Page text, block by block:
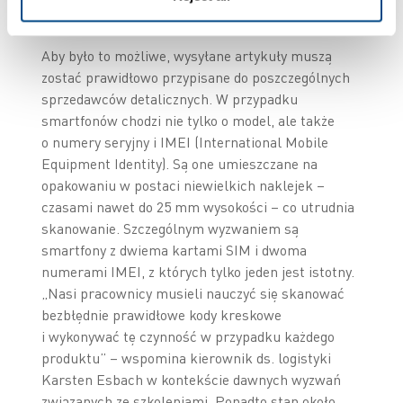
Aby było to możliwe, wysyłane artykuły muszą
zostać prawidłowo przypisane do poszczególnych
sprzedawców detalicznych. W przypadku
smartfonów chodzi nie tylko o model, ale także
o numery seryjny i IMEI (International Mobile
Equipment Identity). Są one umieszczane na
opakowaniu w postaci niewielkich naklejek –
czasami nawet do 25 mm wysokości – co utrudnia
skanowanie. Szczególnym wyzwaniem są
smartfony z dwiema kartami SIM i dwoma
numerami IMEI, z których tylko jeden jest istotny.
„Nasi pracownicy musieli nauczyć się skanować
bezbłędnie prawidłowe kody kreskowe
i wykonywać tę czynność w przypadku każdego
produktu” – wspomina kierownik ds. logistyki
Karsten Esbach w kontekście dawnych wyzwań